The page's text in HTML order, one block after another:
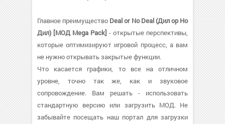
Главное преимущество Deal or No Deal (Дил ор Но
Дил) [МОД Mega Pack] - открытые перспективы,
которые оптимизируют игровой процесс, а вам
не нужно открывать закрытые функции.
Что касается графики, то все на отличном
уровне, точно так же, как и звуковое
сопровождение. Вам решать - использовать
стандартную версию или загрузить МОД. Не
забывайте посещать наш портал для загрузки